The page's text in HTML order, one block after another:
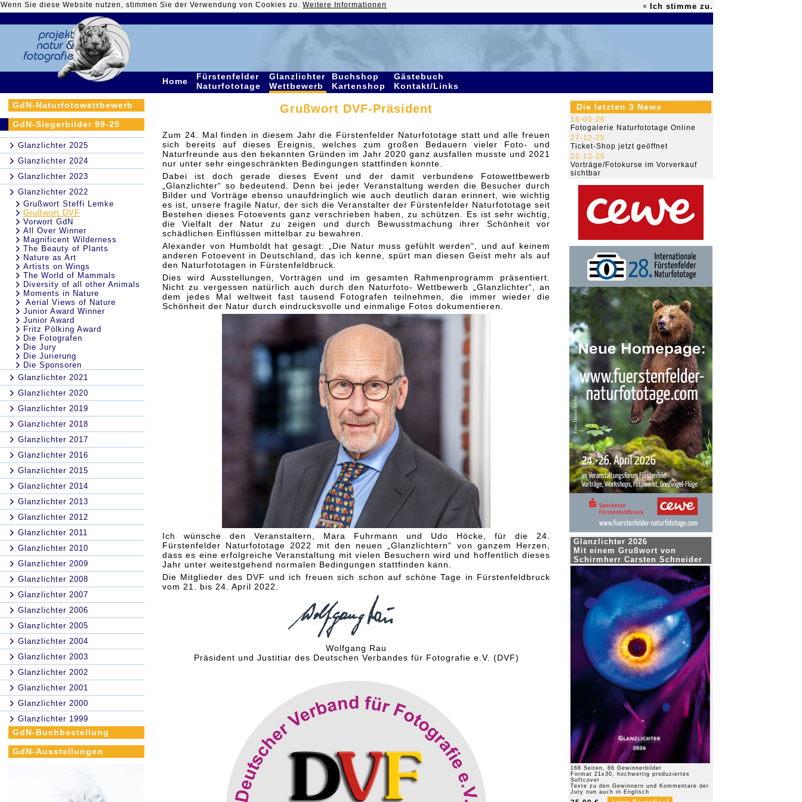
Wenn Sie diese Website nutzen, stimmen Sie der Verwendung von Cookies zu. Weitere Informationen × Ich stimme zu.
Home
Fürstenfelder
Naturfototage
Glanzlichter
Wettbewerb
Buchshop
Kartenshop
Gästebuch
Kontakt/Links
GdN-Naturfotowettbewerb
GdN-Siegerbilder 99-25
Glanzlichter 2025
Glanzlichter 2024
Glanzlichter 2023
Glanzlichter 2022
Grußwort Steffi Lemke
Grußwort DVF
Vorwort GdN
All Over Winner
Magnificent Wilderness
The Beauty of Plants
Nature as Art
Artists on Wings
The World of Mammals
Diversity of all other Animals
Moments in Nature
Aerial Views of Nature
Junior Award Winner
Junior Award
Fritz Pölking Award
Die Fotografen
Die Jury
Die Jurierung
Die Sponsoren
Glanzlichter 2021
Glanzlichter 2020
Glanzlichter 2019
Glanzlichter 2018
Glanzlichter 2017
Glanzlichter 2016
Glanzlichter 2015
Glanzlichter 2014
Glanzlichter 2013
Glanzlichter 2012
Glanzlichter 2011
Glanzlichter 2010
Glanzlichter 2009
Glanzlichter 2008
Glanzlichter 2007
Glanzlichter 2006
Glanzlichter 2005
Glanzlichter 2004
Glanzlichter 2003
Glanzlichter 2002
Glanzlichter 2001
Glanzlichter 2000
Glanzlichter 1999
GdN-Buchbestellung
GdN-Ausstellungen
Grußwort DVF-Präsident
Zum 24. Mal finden in diesem Jahr die Fürstenfelder Naturfototage statt und alle freuen
sich bereits auf dieses Ereignis, welches zum großen Bedauern vieler Foto- und
Naturfreunde aus den bekannten Gründen im Jahr 2020 ganz ausfallen musste und 2021
nur unter sehr eingeschränkten Bedingungen stattfinden konnte.
Dabei ist doch gerade dieses Event und der damit verbundene Fotowettbewerb
„Glanzlichter“ so bedeutend. Denn bei jeder Veranstaltung werden die Besucher durch
Bilder und Vorträge ebenso unaufdringlich wie auch deutlich daran erinnert, wie wichtig
es ist, unsere fragile Natur, der sich die Veranstalter der Fürstenfelder Naturfototage seit
Bestehen dieses Fotoevents ganz verschrieben haben, zu schützen. Es ist sehr wichtig,
die Vielfalt der Natur zu zeigen und durch Bewusstmachung ihrer Schönheit vor
schädlichen Einflüssen mittelbar zu bewahren.
Alexander von Humboldt hat gesagt: „Die Natur muss gefühlt werden“, und auf keinem
anderen Fotoevent in Deutschland, das ich kenne, spürt man diesen Geist mehr als auf
den Naturfototagen in Fürstenfeldbruck.
Dies wird Ausstellungen, Vorträgen und im gesamten Rahmenprogramm präsentiert.
Nicht zu vergessen natürlich auch durch den Naturfoto- Wettbewerb „Glanzlichter“, an
dem jedes Mal weltweit fast tausend Fotografen teilnehmen, die immer wieder die
Schönheit der Natur durch eindrucksvolle und einmalige Fotos dokumentieren.
Ich wünsche den Veranstaltern, Mara Fuhrmann und Udo Höcke, für die 24.
Fürstenfelder Naturfototage 2022 mit den neuen „Glanzlichtern“ von ganzem Herzen,
dass es eine erfolgreiche Veranstaltung mit vielen Besuchern wird und hoffentlich dieses
Jahr unter weitestgehend normalen Bedingungen stattfinden kann.
Die Mitglieder des DVF und ich freuen sich schon auf schöne Tage in Fürstenfeldbruck
vom 21. bis 24. April 2022.
Wolfgang Rau
Präsident und Justitiar des Deutschen Verbandes für Fotografie e.V. (DVF)
Die letzten 3 News
16-05-26
Fotogalerie Naturfototage Online
27-12-25
Ticket-Shop jetzt geöffnet
22-12-25
Vorträge/Fotokurse im Vorverkauf
sichtbar
Glanzlichter 2026
Mit einem Grußwort von
Schirmherr Carsten Schneider
168 Seiten, 86 Gewinnerbilder
Format 21x30, hochwertig produziertes
Softcover
Texte zu den Gewinnern und Kommentare der
Jury nun auch in Englisch